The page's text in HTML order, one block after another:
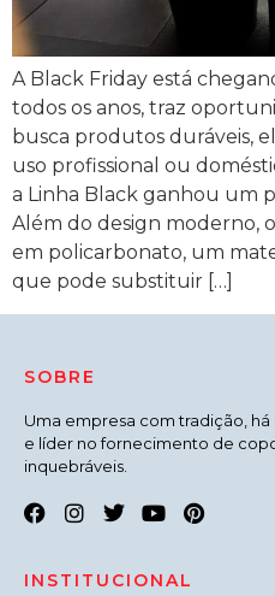
A Black Friday está
todos os anos, traz
busca produtos duráveis,
uso profissional ou
a Linha Black ganhou um
Além do design moderno,
em policarbonato, um
que pode substituir […]
SOBRE
Uma empresa com tradição,
e líder no fornecimento de
inquebráveis.
INSTITUCIONAL